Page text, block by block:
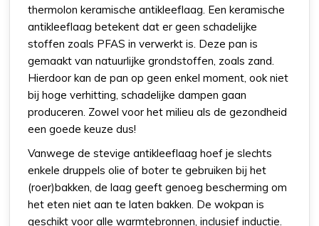
thermolon keramische antikleeflaag. Een keramische
antikleeflaag betekent dat er geen schadelijke
stoffen zoals PFAS in verwerkt is. Deze pan is
gemaakt van natuurlijke grondstoffen, zoals zand.
Hierdoor kan de pan op geen enkel moment, ook niet
bij hoge verhitting, schadelijke dampen gaan
produceren. Zowel voor het milieu als de gezondheid
een goede keuze dus!
Vanwege de stevige antikleeflaag hoef je slechts
enkele druppels olie of boter te gebruiken bij het
(roer)bakken, de laag geeft genoeg bescherming om
het eten niet aan te laten bakken. De wokpan is
geschikt voor alle warmtebronnen, inclusief inductie.